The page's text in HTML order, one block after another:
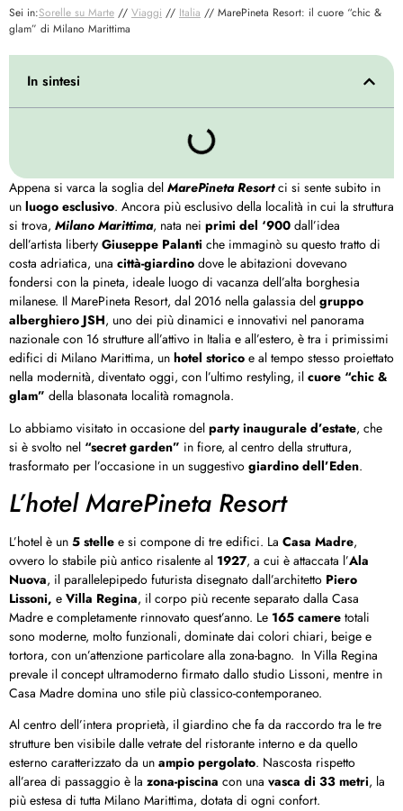
Sei in:Sorelle su Marte // Viaggi // Italia // MarePineta Resort: il cuore “chic &
glam” di Milano Marittima
Appena si varca la soglia del MarePineta Resortci si sente subito in
un luogo esclusivo. Ancora più esclusivo della località in cui la struttura
si trova, Milano Marittima, nata nei primi del ‘900 dall’idea
dell’artista liberty Giuseppe Palanti che immaginò su questo tratto di
costa adriatica, una città-giardino dove le abitazioni dovevano
fondersi con la pineta, ideale luogo di vacanza dell’alta borghesia
milanese. Il MarePineta Resort, dal 2016 nella galassia del gruppo
alberghiero JSH, uno dei più dinamici e innovativi nel panorama
nazionale con 16 strutture all’attivo in Italia e all’estero, è tra i primissimi
edifici di Milano Marittima, un hotel storico e al tempo stesso proiettato
nella modernità, diventato oggi, con l’ultimo restyling, il cuore “chic &
glam” della blasonata località romagnola.
Lo abbiamo visitato in occasione del party inaugurale d’estate, che
si è svolto nel “secret garden” in fiore, al centro della struttura,
trasformato per l’occasione in un suggestivo giardino dell’Eden.
L’hotel MarePineta Resort
L’hotel è un 5 stelle e si compone di tre edifici. La Casa Madre,
ovvero lo stabile più antico risalente al 1927, a cui è attaccata l’Ala
Nuova, il parallelepipedo futurista disegnato dall’architetto Piero
Lissoni, e Villa Regina, il corpo più recente separato dalla Casa
Madre e completamente rinnovato quest’anno. Le 165 camere totali
sono moderne, molto funzionali, dominate dai colori chiari, beige e
tortora, con un’attenzione particolare alla zona-bagno. In Villa Regina
prevale il concept ultramoderno firmato dallo studio Lissoni, mentre in
Casa Madre domina uno stile più classico-contemporaneo.
Al centro dell’intera proprietà, il giardino che fa da raccordo tra le tre
strutture ben visibile dalle vetrate del ristorante interno e da quello
esterno caratterizzato da un ampio pergolato. Nascosta rispetto
all’area di passaggio è la zona-piscina con una vasca di 33 metri, la
più estesa di tutta Milano Marittima, dotata di ogni confort.
In sintesi